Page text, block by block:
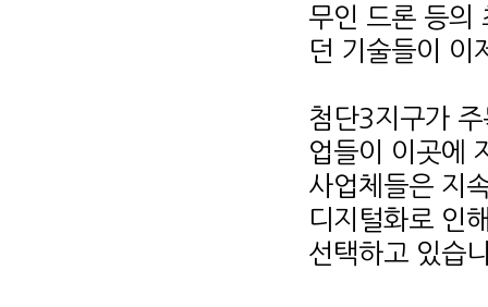
무인 드론 등의
던 기술들이 이
첨단3지구가
업들이 이곳에
사업체들은 지
디지털화로 인
선택하고 있습